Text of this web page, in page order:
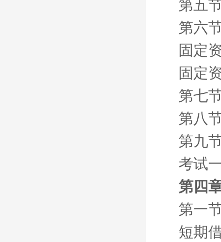
第五
第六
固定
固定
第七
第八
第九
考试
第四
第一
短期